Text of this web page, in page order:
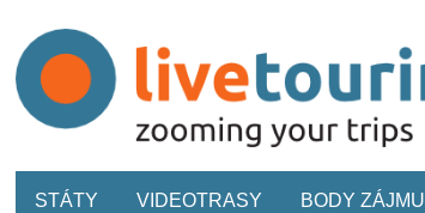
STÁTY VIDEOTRASY BODY ZÁJMU